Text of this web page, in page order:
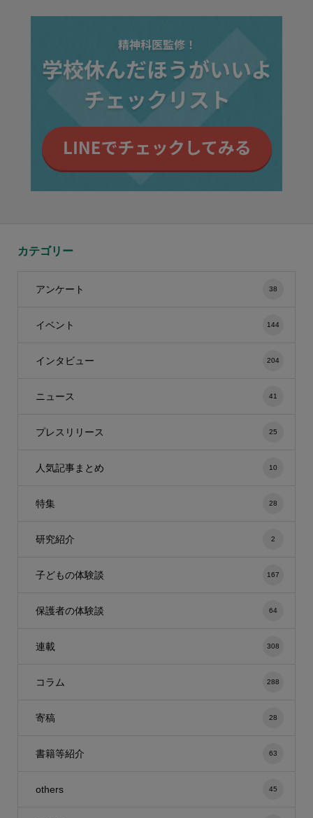
カテゴリー
アンケート 38
イベント 144
インタビュー 204
ニュース 41
プレスリリース 25
人気記事まとめ 10
特集 28
研究紹介 2
子どもの体験談 167
保護者の体験談 64
連載 308
コラム 288
寄稿 28
書籍等紹介 63
others 45